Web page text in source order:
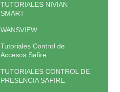
TUTORIALES NIVIAN
SMART
WANSVIEW
Tutoriales Control de
Accesos Safire
TUTORIALES CONTROL DE
PRESENCIA SAFIRE